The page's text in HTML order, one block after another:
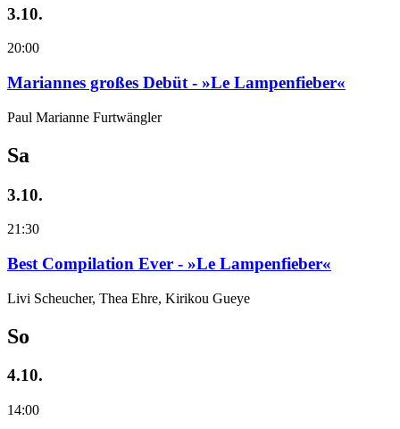
3.10.
20:00
Mariannes großes Debüt - »Le Lampenfieber«
Paul Marianne Furtwängler
Sa
3.10.
21:30
Best Compilation Ever - »Le Lampenfieber«
Livi Scheucher, Thea Ehre, Kirikou Gueye
So
4.10.
14:00